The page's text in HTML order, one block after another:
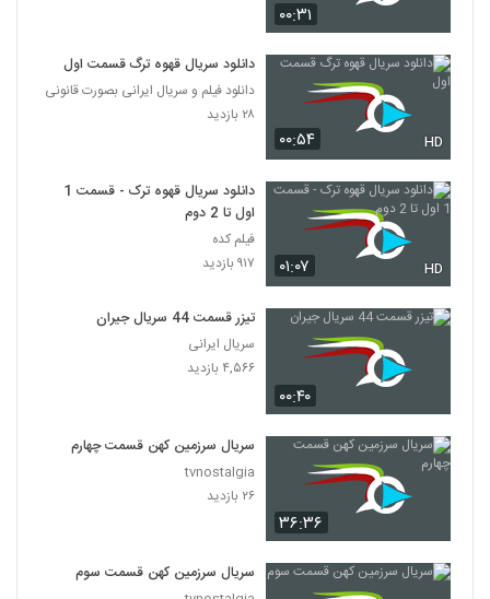
۰۰:۳۱
۰۰:۵۴ HD
دانلود سریال قهوه ترگ قسمت اول
دانلود فیلم و سریال ایرانی بصورت قانونی
۲۸ بازدید
۰۱:۰۷ HD
دانلود سریال قهوه ترک - قسمت 1
اول تا 2 دوم
فیلم کده
۹۱۷ بازدید
۰۰:۴۰
تیزر قسمت 44 سریال جیران
سریال ایرانی
۴,۵۶۶ بازدید
۳۶:۳۶
سریال سرزمین کهن قسمت چهارم
tvnostalgia
۲۶ بازدید
سریال سرزمین کهن قسمت سوم